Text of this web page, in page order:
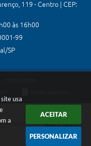
usa
a
ACEITAR
PERSONALIZAR
119 - Centro | CEP:
às 16h00
99
SP
-